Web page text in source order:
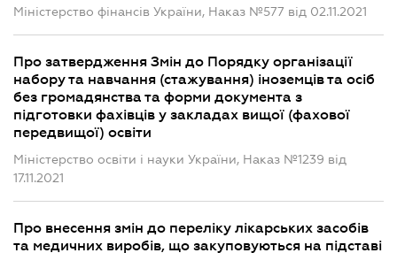
Міністерство фінансів України, Наказ №577 від 02.11.2021
Про затвердження Змін до Порядку організації
набору та навчання (стажування) іноземців та осіб
без громадянства та форми документа з
підготовки фахівців у закладах вищої (фахової
передвищої) освіти
Міністерство освіти і науки України, Наказ №1239 від
17.11.2021
Про внесення змін до переліку лікарських засобів
та медичних виробів, що закуповуються на підставі